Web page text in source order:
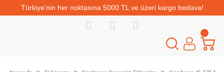
Türkiye'nin her noktasına 5000 TL ve üzeri kargo bedava!